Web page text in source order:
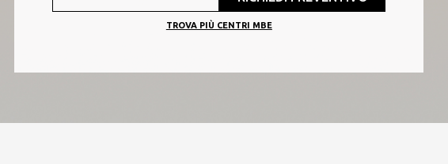
TROVA PIÙ CENTRI MBE